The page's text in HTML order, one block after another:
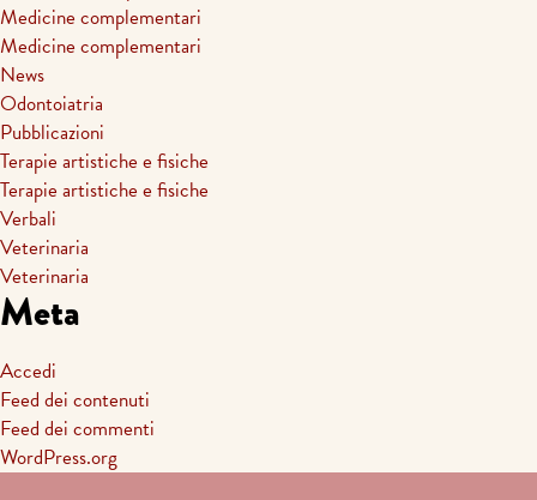
Medicine complementari
Medicine complementari
News
Odontoiatria
Pubblicazioni
Terapie artistiche e fisiche
Terapie artistiche e fisiche
Verbali
Veterinaria
Veterinaria
Meta
Accedi
Feed dei contenuti
Feed dei commenti
WordPress.org